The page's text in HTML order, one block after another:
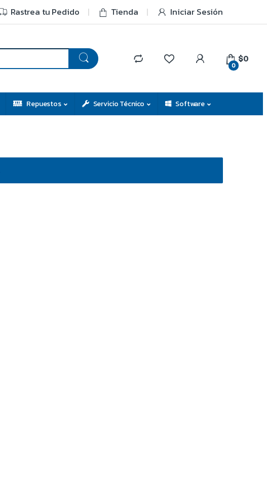
Rastrea tu Pedido Tienda Iniciar Sesión
0
$0
Repuestos Servicio Técnico Software